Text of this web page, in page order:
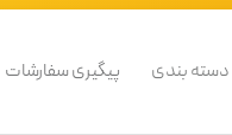
دسته بندی پیگیری سفارشات